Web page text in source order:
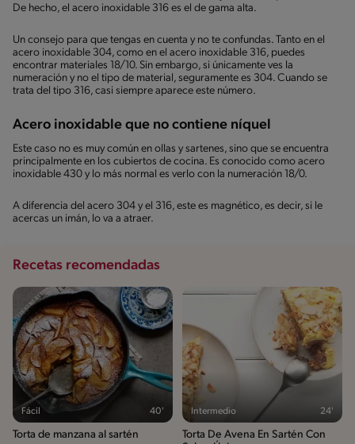
De hecho, el acero inoxidable 316 es el de gama alta.
Un consejo para que tengas en cuenta y no te confundas. Tanto en el
acero inoxidable 304, como en el acero inoxidable 316, puedes
encontrar materiales 18/10. Sin embargo, si únicamente ves la
numeración y no el tipo de material, seguramente es 304. Cuando se
trata del tipo 316, casi siempre aparece este número.
Acero inoxidable que no contiene níquel
Este caso no es muy común en ollas y sartenes, sino que se encuentra
principalmente en los cubiertos de cocina. Es conocido como acero
inoxidable 430 y lo más normal es verlo con la numeración 18/0.
A diferencia del acero 304 y el 316, este es magnético, es decir, si le
acercas un imán, lo va a atraer.
Recetas recomendadas
Fácil 40'
Torta de manzana al sartén
Intermedio 24'
Torta De Avena En Sartén Con